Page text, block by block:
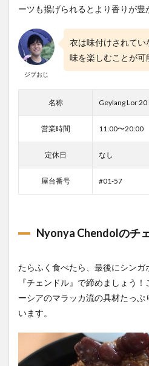
ーツも揚げられるとより香りが豊
ジブおじ
衣は味付けされて
味を楽しむことが可
名称 Geylang Lor
営業時間 11:00〜20:00
定休日 なし
屋台番号 #01-57
Nyonya Chendolのチ
たらふく食べたら、最後にシンガ
『チェンドル』で締めましょう
ーシアのマラッカ流の具材たっ
います。